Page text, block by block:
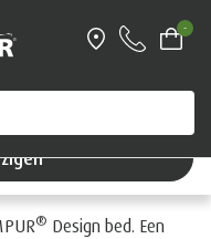
-
bed
® Design bed. Een